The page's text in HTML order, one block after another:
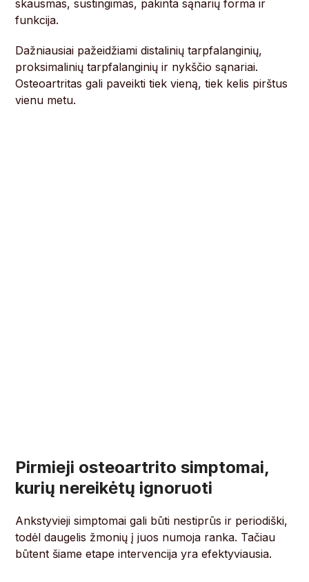
skausmas, sustingimas, pakinta sąnarių forma ir
funkcija.
Dažniausiai pažeidžiami distalinių tarpfalanginių,
proksimalinių tarpfalanginių ir nykščio sąnariai.
Osteoartritas gali paveikti tiek vieną, tiek kelis pirštus
vienu metu.
Pirmieji osteoartrito simptomai,
kurių nereikėtų ignoruoti
Ankstyvieji simptomai gali būti nestiprūs ir periodiški,
todėl daugelis žmonių į juos numoja ranka. Tačiau
būtent šiame etape intervencija yra efektyviausia.